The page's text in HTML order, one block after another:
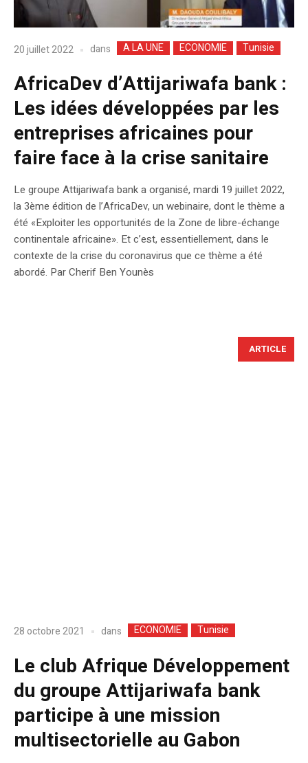
20 juillet 2022 dans A LA UNE ECONOMIE Tunisie
AfricaDev d’Attijariwafa bank :
Les idées développées par les
entreprises africaines pour
faire face à la crise sanitaire
Le groupe Attijariwafa bank a organisé, mardi 19 juillet 2022,
la 3ème édition de l’AfricaDev, un webinaire, dont le thème a
été «Exploiter les opportunités de la Zone de libre-échange
continentale africaine». Et c’est, essentiellement, dans le
contexte de la crise du coronavirus que ce thème a été
abordé. Par Cherif Ben Younès
ARTICLE
28 octobre 2021 dans ECONOMIE Tunisie
Le club Afrique Développement
du groupe Attijariwafa bank
participe à une mission
multisectorielle au Gabon